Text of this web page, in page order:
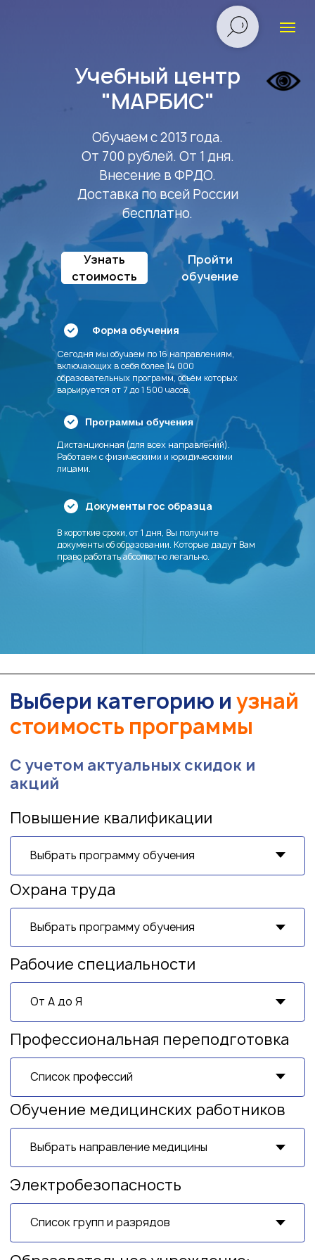
Учебный центр
"МАРБИС"
Обучаем с 2013 года.
От 700 рублей. От 1 дня.
Внесение в ФРДО.
Доставка по всей России
бесплатно.
Узнать
стоимость
Сегодня мы обучаем по 16 направлениям,
включающих в себя более 14 000
образовательных программ, объём которых
варьируется от 7 до 1 500 часов.
Дистанционная (для всех направлений).
Работаем с физическими и юридическими
лицами.
В короткие сроки, от 1 дня, Вы получите
документы об образовании. Которые дадут Вам
право работать абсолютно легально.
Форма обучения
Документы гос образца
Пройти
обучение
Программы обучения
Профессиональная переподготовка
Обучение медицинских работников
Образовательное учреждение:
Выбери категорию иузнай
стоимость программы
Заполни форму и наш менеджер
свяжется с вами в ближайшее
время
С учетом актуальных скидок и
акций
Контактные данные
Ваше имя
Номер телефона
+7
Удобный метод связи
Я собственик бизнеса